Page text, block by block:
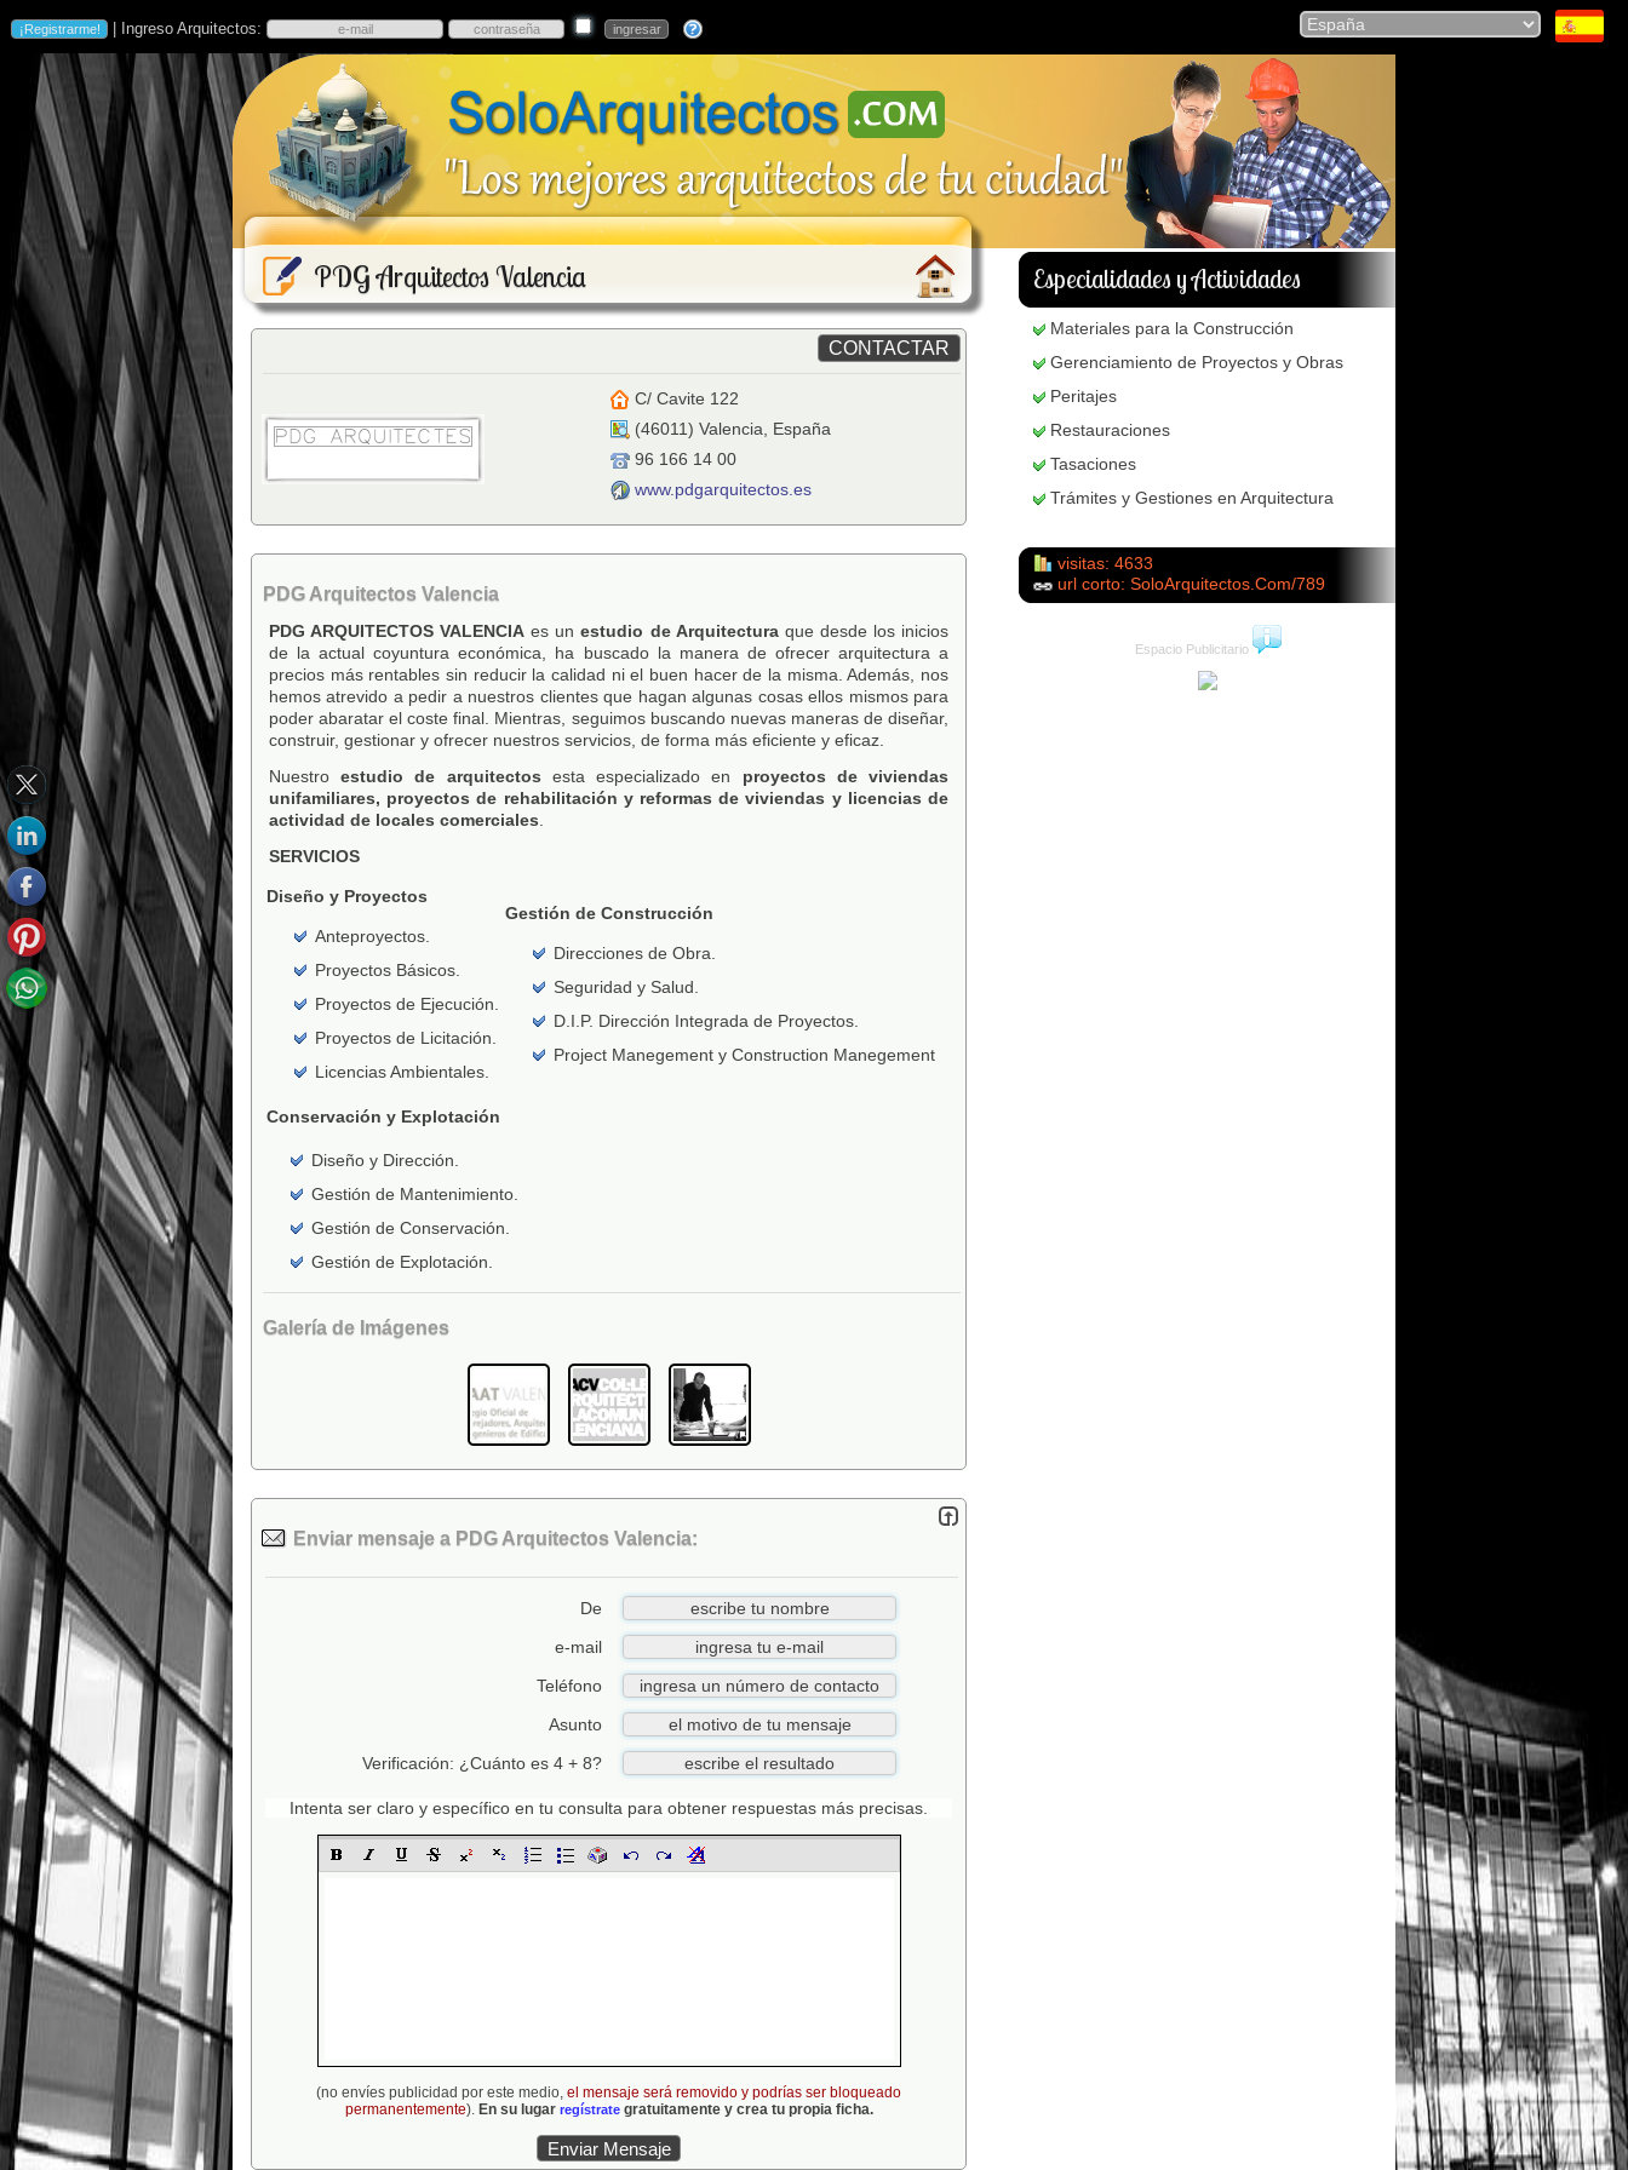
| Ingreso Arquitectos:
PDG Arquitectos Valencia Especialidades y Actividades
C/ Cavite 122
(46011) Valencia
España
96 166 14 00
www.pdgarquitectos.es
PDG Arquitectos Valencia
PDG ARQUITECTOS VALENCIA es unestudio de Arquitecturaque desde los inicios
de la actual coyuntura económica, ha buscado la manera de ofrecer arquitectura a
precios más rentables sin reducir la calidad ni el buen hacer de la misma. Además, nos
hemos atrevido a pedir a nuestros clientes que hagan algunas cosas ellos mismos para
poder abaratar el coste final. Mientras, seguimos buscando nuevas maneras de diseñar,
construir, gestionar y ofrecer nuestros servicios, de forma más eficiente y eficaz.
Nuestroestudio de arquitectos esta especializado en proyectos de viviendas
unifamiliares, proyectos de rehabilitación y reformas de viviendas y licencias de
actividad de locales comerciales
SERVICIOS
Diseño y Proyectos
Anteproyectos.
Proyectos Básicos.
Proyectos de Ejecución.
Proyectos de Licitación.
Licencias Ambientales.
Gestión de Construcción
Direcciones de Obra.
Seguridad y Salud.
D.I.P. Dirección Integrada de Proyectos.
Project Manegement y Construction Manegement
Conservación y Explotación
Diseño y Dirección.
Gestión de Mantenimiento.
Gestión de Conservación.
Gestión de Explotación.
Galería de Imágenes
Enviar mensaje a PDG Arquitectos Valencia:
De
e-mail
Teléfono
Asunto
Verificación: ¿Cuánto es 4 + 8?
Intenta ser claro y específico en tu consulta para obtener respuestas más precisas.
(no envíes publicidad por este medio, el mensaje será removido y podrías ser bloqueado
permanentemente). En su lugar regístrategratuitamente y crea tu propia ficha.
Materiales para la Construcción
Gerenciamiento de Proyectos y Obras
Peritajes
Restauraciones
Tasaciones
Trámites y Gestiones en Arquitectura
visitas: 4633
url corto: SoloArquitectos.Com/789
Espacio Publicitario